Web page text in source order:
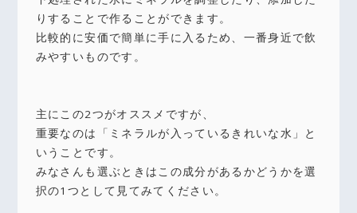
りすることで作ることができます。
比較的に安価で簡単に手に入るため、一番身近で飲
みやすいものです。
主にこの2つがオススメですが、
重要なのは「ミネラルが入っているきれいな水」と
いうことです。
みなさんも選ぶときはこの成分があるかどうかを選
択の1つとして見てみてください。